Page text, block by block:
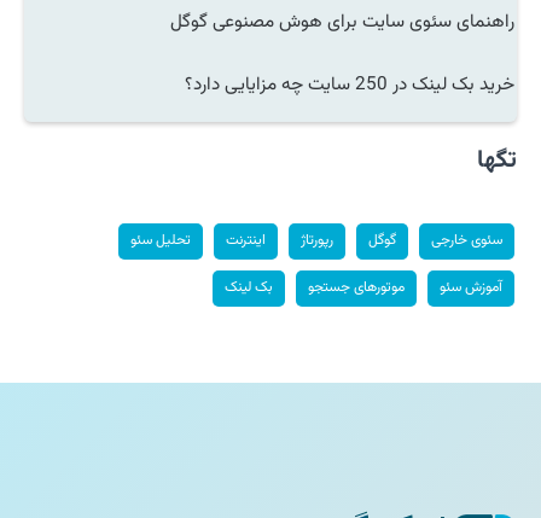
راهنمای سئوی سایت برای هوش مصنوعی گوگل
خرید بک لینک در 250 سایت چه مزایایی دارد؟
تگها
سئوی خارجی گوگل رپورتاژ اینترنت تحلیل سئو
آموزش سئو موتورهای جستجو بک لینک